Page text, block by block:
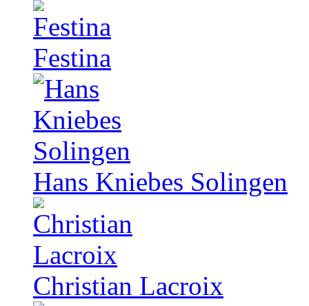
Festina
Hans Kniebes Solingen
Christian Lacroix